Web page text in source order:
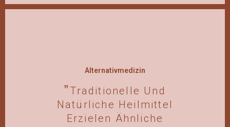
Alternativmedizin
Traditionelle Und
Natürliche Heilmittel
Erzielen Ähnliche